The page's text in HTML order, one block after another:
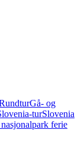
Gå- og
turSlovenia
ferie